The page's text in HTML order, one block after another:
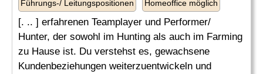
Führungs-/ Leitungspositionen Homeoffice möglich
[. .. ] erfahrenen Teamplayer und Performer/
Hunter, der sowohl im Hunting als auch im Farming
zu Hause ist. Du verstehst es, gewachsene
Kundenbeziehungen weiterzuentwickeln und